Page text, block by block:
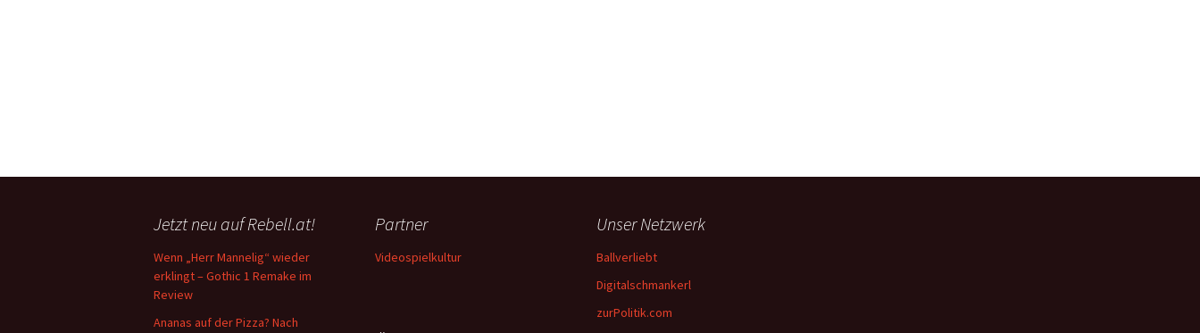
Jetzt neu auf Rebell.at!
Wenn „Herr Mannelig“ wieder
erklingt – Gothic 1 Remake im
Review
Ananas auf der Pizza? Nach
Partner
Videospielkultur
Unser Netzwerk
Ballverliebt
Digitalschmankerl
zurPolitik.com